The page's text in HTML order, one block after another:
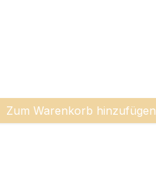
Zum Warenkorb hinzufügen